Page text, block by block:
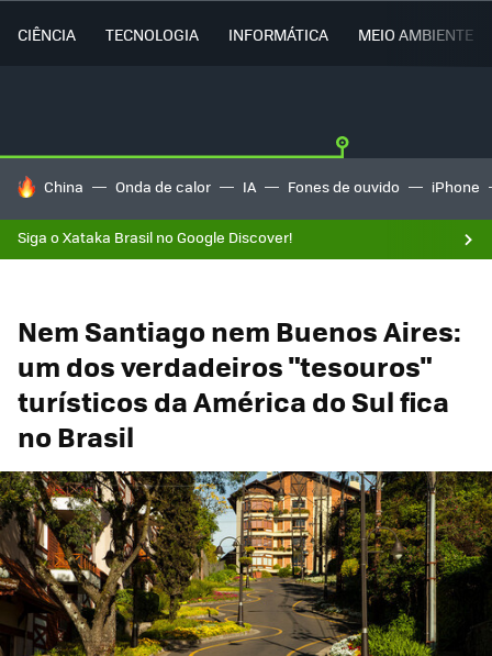
CIÊNCIA TECNOLOGIA INFORMÁTICA MEIO AMBIENTE
TENDÊNCIAS DO DIA
China Onda de calor IA Fones de ouvido iPhone
Siga o Xataka Brasil no Google Discover!
Nem Santiago nem Buenos Aires:
um dos verdadeiros "tesouros"
turísticos da América do Sul fica
no Brasil